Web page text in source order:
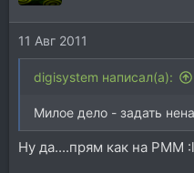
11 Авг 2011
digisystem написал(а):
Милое дело - задать
Ну да....прям как на РММ